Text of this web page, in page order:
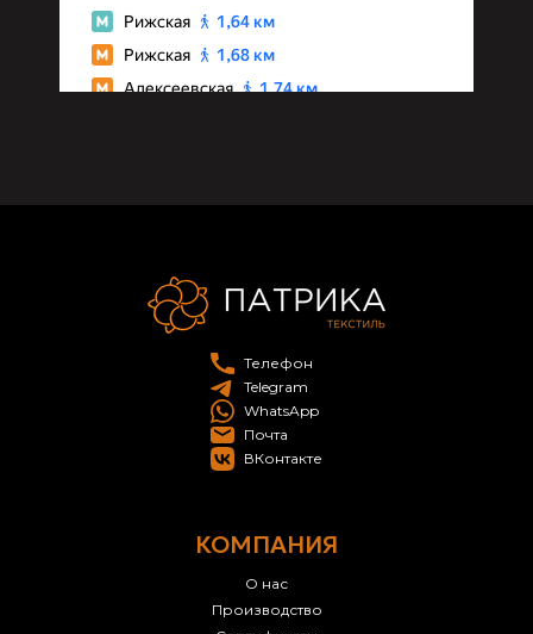
Телефон
Telegram
WhatsApp
Почта
ВКонтакте
КОМПАНИЯ
О нас
Производство